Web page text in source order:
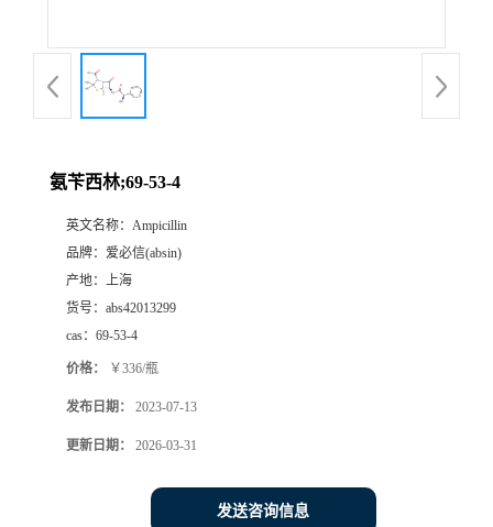
氨苄西林;69-53-4
英文名称： Ampicillin
品牌： 爱必信(absin)
产地： 上海
货号： abs42013299
cas： 69-53-4
价格： ￥336/瓶
发布日期： 2023-07-13
更新日期： 2026-03-31
发送咨询信息